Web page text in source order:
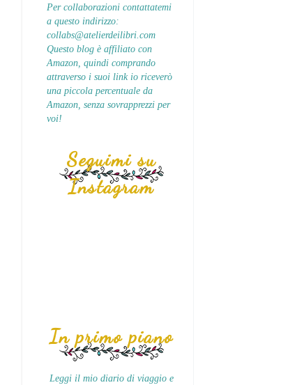
Per collaborazioni contattatemi
a questo indirizzo:
collabs@atelierdeilibri.com
Questo blog è affiliato con
Amazon, quindi comprando
attraverso i suoi link io riceverò
una piccola percentuale da
Amazon, senza sovrapprezzi per
voi!
Seguimi su
Instagram
In primo piano
Leggi il mio diario di viaggio e